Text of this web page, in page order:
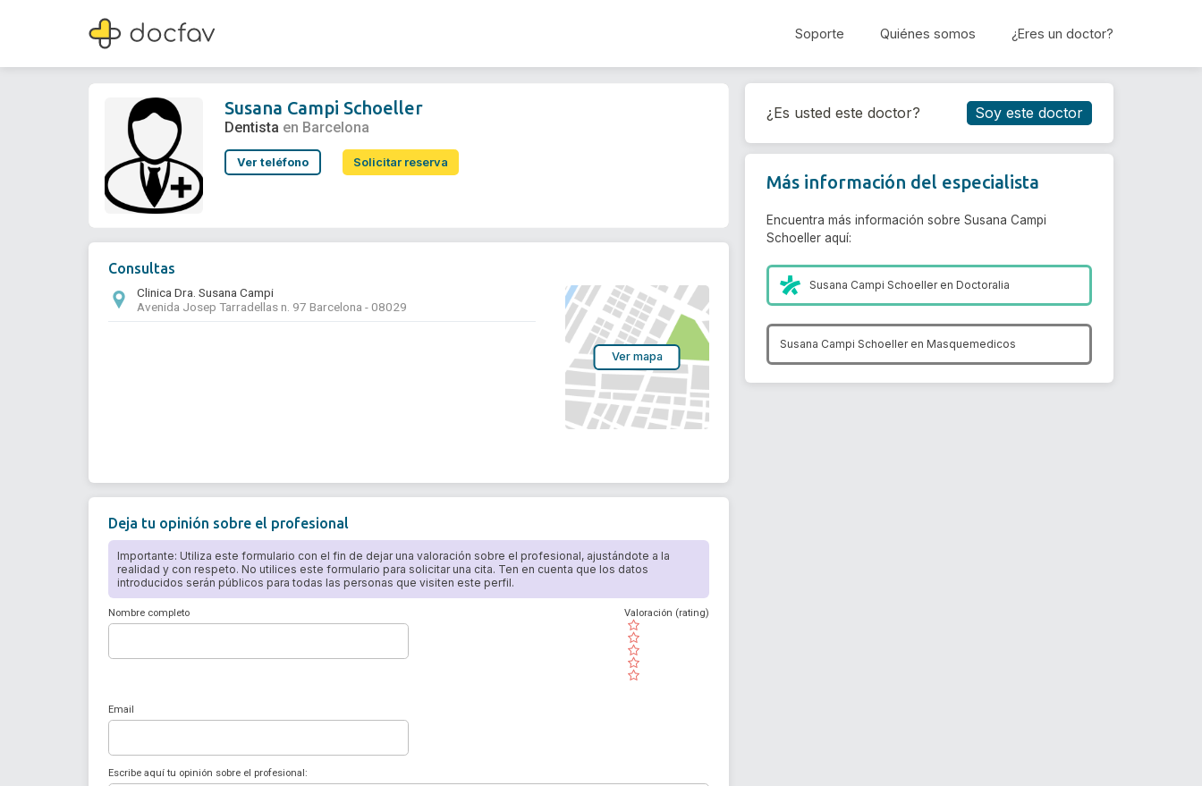
Soporte Quiénes somos ¿Eres un doctor?
Susana Campi Schoeller
Dentista
Reservar cita
Susana Campi Schoeller
Dentista en Barcelona
Ver teléfono Solicitar reserva
Consultas
Clinica Dra. Susana Campi
Avenida Josep Tarradellas n. 97 Barcelona - 08029
Ver mapa
Deja tu opinión sobre el profesional
Importante: Utiliza este formulario con el fin de dejar una valoración sobre el profesional, ajustándote a la
realidad y con respeto. No utilices este formulario para solicitar una cita. Ten en cuenta que los datos
introducidos serán públicos para todas las personas que visiten este perfil.
Nombre completo
( )
( )
( )
( )
( )
Valoración (rating)
Email
Escribe aquí tu opinión sobre el profesional:
¿Es usted este doctor? Soy este doctor
Más información del especialista
Encuentra más información sobre Susana Campi
Schoeller aquí:
Susana Campi Schoeller enDoctoralia
Susana Campi Schoeller en Masquemedicos